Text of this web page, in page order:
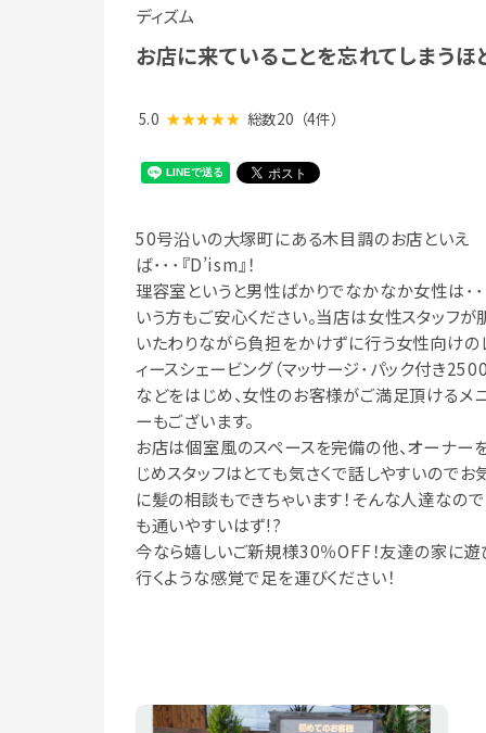
ディズム
お店に来ていることを忘れてしまうほ
5.0 ★★★★★ 総数20 （4件）
50号沿いの大塚町にある木目調のお店といえ
ば･･･『D’ism』！
理容室というと男性ばかりでなかなか女性は･
いう方もご安心ください。当店は女性スタッフが
いたわりながら負担をかけずに行う女性向けの
ィースシェービング（マッサージ･パック付き
などをはじめ、女性のお客様がご満足頂けるメ
ーもございます。
お店は個室風のスペースを完備の他、オーナー
じめスタッフはとても気さくで話しやすいのでお
に髪の相談もできちゃいます！そんな人達なの
も通いやすいはず!?
今なら嬉しいご新規様30％OFF！友達の家に遊
行くような感覚で足を運びください！